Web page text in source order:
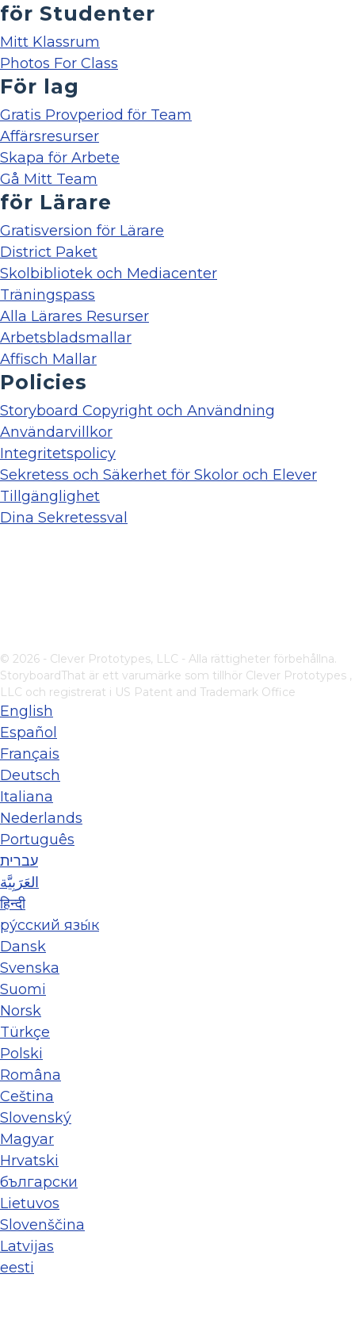
för Studenter
Mitt Klassrum
Photos For Class
För lag
Gratis Provperiod för Team
Affärsresurser
Skapa för Arbete
Gå Mitt Team
för Lärare
Gratisversion för Lärare
District Paket
Skolbibliotek och Mediacenter
Träningspass
Alla Lärares Resurser
Arbetsbladsmallar
Affisch Mallar
Policies
Storyboard Copyright och Användning
Användarvillkor
Integritetspolicy
Sekretess och Säkerhet för Skolor och Elever
Tillgänglighet
Dina Sekretessval
© 2026 - Clever Prototypes, LLC - Alla rättigheter förbehållna.
StoryboardThat är ett varumärke som tillhör Clever Prototypes ,
LLC och registrerat i US Patent and Trademark Office
English
Español
Français
Deutsch
Italiana
Nederlands
Português
עברית
العَرَبِيَّة
हिन्दी
ру́сский язы́к
Dansk
Svenska
Suomi
Norsk
Türkçe
Polski
Româna
Ceština
Slovenský
Magyar
Hrvatski
български
Lietuvos
Slovenščina
Latvijas
eesti